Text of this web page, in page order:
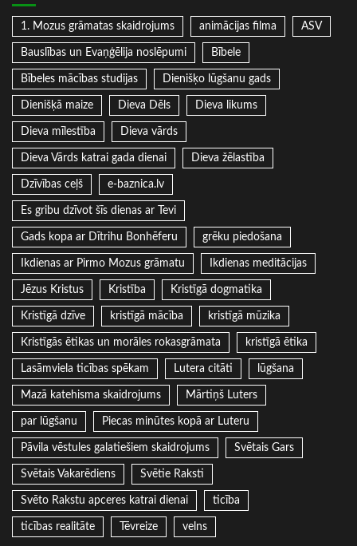
1. Mozus grāmatas skaidrojums animācijas filma ASV
Bauslības un Evaņģēlija noslēpumi Bībele
Bībeles mācības studijas Dienišķo lūgšanu gads
Dienišķā maize Dieva Dēls Dieva likums
Dieva mīlestība Dieva vārds
Dieva Vārds katrai gada dienai Dieva žēlastība
Dzīvības ceļš e-baznica.lv
Es gribu dzīvot šīs dienas ar Tevi
Gads kopa ar Dītrihu Bonhēferu grēku piedošana
Ikdienas ar Pirmo Mozus grāmatu Ikdienas meditācijas
Jēzus Kristus Kristība Kristīgā dogmatika
Kristīgā dzīve kristīgā mācība kristīgā mūzika
Kristīgās ētikas un morāles rokasgrāmata kristīgā ētika
Lasāmviela ticības spēkam Lutera citāti lūgšana
Mazā katehisma skaidrojums Mārtiņš Luters
par lūgšanu Piecas minūtes kopā ar Luteru
Pāvila vēstules galatiešiem skaidrojums Svētais Gars
Svētais Vakarēdiens Svētie Raksti
Svēto Rakstu apceres katrai dienai ticība
ticības realitāte Tēvreize velns